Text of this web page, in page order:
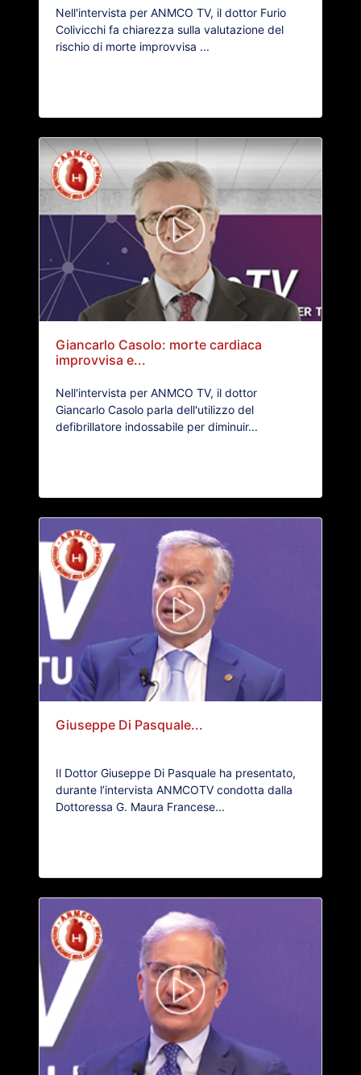
Nell'intervista per ANMCO TV, il dottor Furio
Colivicchi fa chiarezza sulla valutazione del
rischio di morte improvvisa ...
Giancarlo Casolo: morte cardiaca
improvvisa e...
Nell'intervista per ANMCO TV, il dottor
Giancarlo Casolo parla dell'utilizzo del
defibrillatore indossabile per diminuir...
Giuseppe Di Pasquale...
Il Dottor Giuseppe Di Pasquale ha presentato,
durante l’intervista ANMCOTV condotta dalla
Dottoressa G. Maura Francese...